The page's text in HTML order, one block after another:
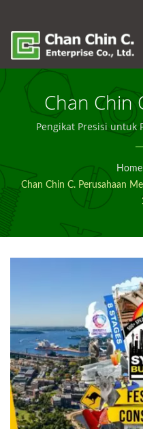
Chan Chin
Build
Dirancang
–
Pengikat Presisi untuk
Home
Chan Chin C. Perusahaan